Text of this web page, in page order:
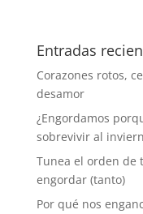
Entradas
Corazones rotos,
desamor
¿Engordamos
sobrevivir al
Tunea el orden de
engordar (tanto)
Por qué nos